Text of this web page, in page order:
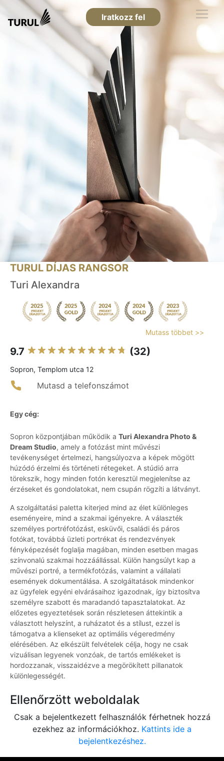
Iratkozz fel
TURUL DÍJAS RANGSOR
Turi Alexandra
Mutass többet >>
9.7 (32)
Sopron, Templom utca 12
Mutasd a telefonszámot
Egy cég:
Sopron központjában működik a Turi Alexandra Photo &
Dream Studio, amely a fotózást mint művészi
tevékenységet értelmezi, hangsúlyozva a képek mögött
húzódó érzelmi és történeti rétegeket. A stúdió arra
törekszik, hogy minden fotón keresztül megjelenítse az
érzéseket és gondolatokat, nem csupán rögzíti a látványt.
A szolgáltatási paletta kiterjed mind az élet különleges
eseményeire, mind a szakmai igényekre. A választék
személyes portréfotózást, esküvői, családi és páros
fotókat, továbbá üzleti portrékat és rendezvények
fényképezését foglalja magában, minden esetben magas
színvonalú szakmai hozzáállással. Külön hangsúlyt kap a
művészi portré, a termékfotózás, valamint a vállalati
események dokumentálása. A szolgáltatások mindenkor
az ügyfelek egyéni elvárásaihoz igazodnak, így biztosítva
személyre szabott és maradandó tapasztalatokat. Az
előzetes egyeztetések során részletesen áttekintik a
választott helyszínt, a ruházatot és a stílust, ezzel is
támogatva a klienseket az optimális végeredmény
elérésében. Az elkészült felvételek célja, hogy ne csak
vizuálisan legyenek vonzóak, de tartós emlékeket is
hordozzanak, visszaidézve a megörökített pillanatok
különlegességét.
Ellenőrzött weboldalak
Csak a bejelentkezett felhasználók férhetnek hozzá
ezekhez az információkhoz. Kattints ide a
bejelentkezéshez.